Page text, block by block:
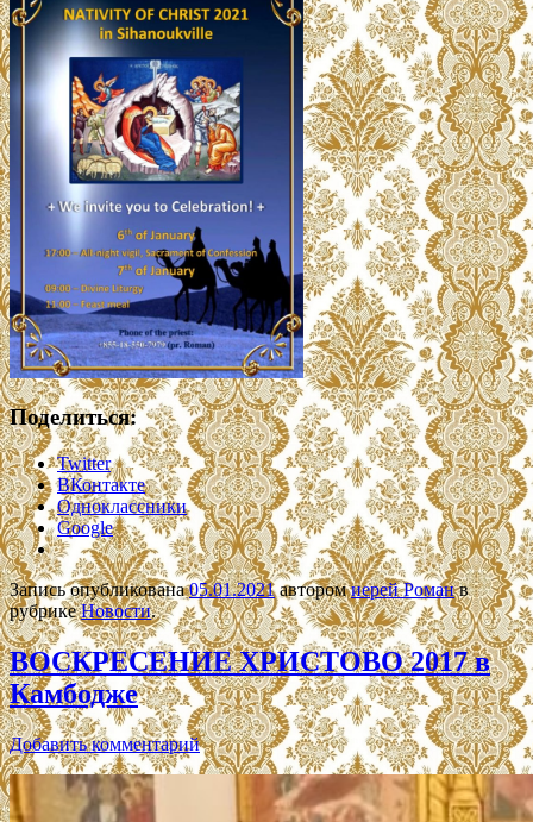
Поделиться:
Twitter
ВКонтакте
Одноклассники
Google
Запись опубликована05.01.2021авторомиерей Романв
рубрикеНовости.
ВОСКРЕСЕНИЕ ХРИСТОВО 2017 в
Камбодже
Добавить комментарий